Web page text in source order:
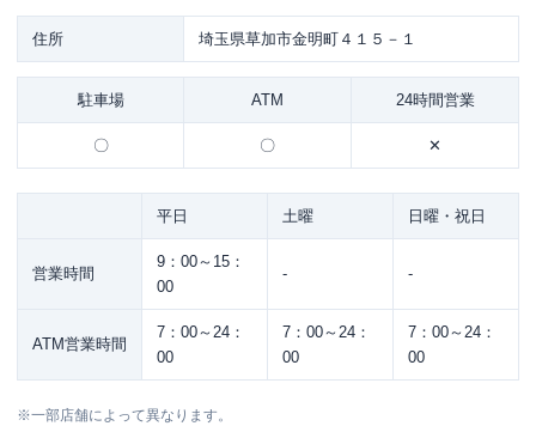
住所 埼玉県草加市金明町４１５－１
駐車場 ATM 24時間営業
〇 〇 ✕
平日 土曜 日曜・祝日
営業時間
9：00～15：
00
- -
ATM営業時間
7：00～24：
00
7：00～24：
00
7：00～24：
00
※一部店舗によって異なります。